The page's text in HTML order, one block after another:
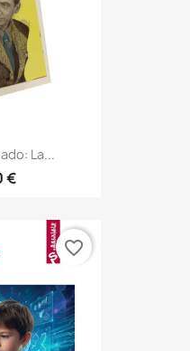
La...
€
favorite_border